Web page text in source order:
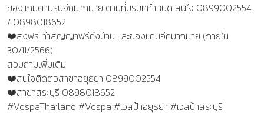
ของแถมตามรุ่นอีกมากมาย ตามที่บริษัทกำหนด สนใจ 0899002554
/ 0898018652
❤️ส่งฟรี ทำสัญญาฟรีถึงบ้าน และของแถมอีกมากมาย (ภายใน
30/11/2566)
สอบถามเพิ่มเติม
❤️สนใจติดต่อสาขาอยุธยา 0899002554
❤️สาขาสระบุรี 0898018652
#VespaThailand #Vespa #เวสป้าอยุธยา #เวสป้าสระบุรี